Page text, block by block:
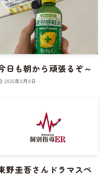
日も朝から頑張るぞ～
2026年8月8日
野圭吾さんドラマスペ